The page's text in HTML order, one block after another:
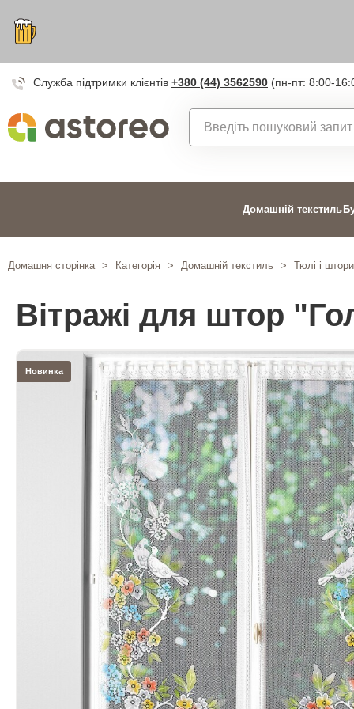
Служба підтримки клієнтів +380 (44) 3562590 (пн-пт: 8:00-
Домашній текстиль
Домашня сторінка > Категорія > Домашній текстиль > Тюлі і штори
Вітражі для штор
Новинка